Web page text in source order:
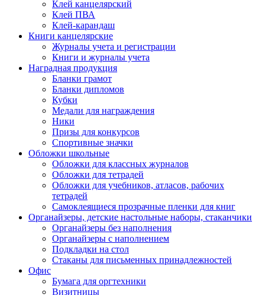
Клей канцелярский
Клей ПВА
Клей-карандаш
Книги канцелярские
Журналы учета и регистрации
Книги и журналы учета
Наградная продукция
Бланки грамот
Бланки дипломов
Кубки
Медали для награждения
Ники
Призы для конкурсов
Спортивные значки
Обложки школьные
Обложки для классных журналов
Обложки для тетрадей
Обложки для учебников, атласов, рабочих
тетрадей
Самоклеящиеся прозрачные пленки для книг
Органайзеры, детские настольные наборы, стаканчики
Органайзеры без наполнения
Органайзеры с наполнением
Подкладки на стол
Стаканы для письменных принадлежностей
Офис
Бумага для оргтехники
Визитницы